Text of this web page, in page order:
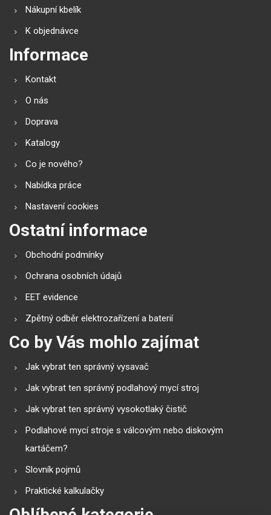
Nákupní kbelík
K objednávce
Informace
Kontakt
O nás
Doprava
Katalogy
Co je nového?
Nabídka práce
Nastavení cookies
Ostatní informace
Obchodní podmínky
Ochrana osobních údajů
EET evidence
Zpětný odběr elektrozařízení a baterií
Co by Vás mohlo zajímat
Jak vybrat ten správný vysavač
Jak vybrat ten správný podlahový mycí stroj
Jak vybrat ten správný vysokotlaký čistič
Podlahové mycí stroje s válcovým nebo diskovým
kartáčem?
Slovník pojmů
Praktické kalkulačky